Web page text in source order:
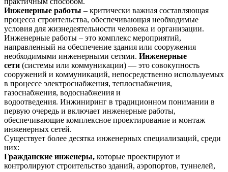
Инженерные работы – критически важная составляющая
процесса строительства, обеспечивающая необходимые
условия для жизнедеятельности человека и организации.
Инженерные работы – это комплекс мероприятий,
направленный на обеспечение здания или сооружения
необходимыми инженерными сетями. Инженерные
сети (системы или коммуникации) — это совокупность
сооружений и коммуникаций, непосредственно используемых
в процессе электроснабжения, теплоснабжения,
газоснабжения, водоснабжения и
водоотведения. Инжиниринг в традиционном понимании в
первую очередь и включает инженерные работы,
обеспечивающие комплексное проектирование и монтаж
инженерных сетей.
Существует более десятка инженерных специализаций, среди
них:
Гражданские инженеры, которые проектируют и
контролируют строительство зданий, аэропортов, туннелей,